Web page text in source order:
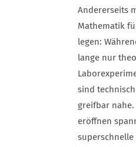
Andererseits
Mathematik
legen:
lange nur
sind
greifbar nahe.
eröffnen